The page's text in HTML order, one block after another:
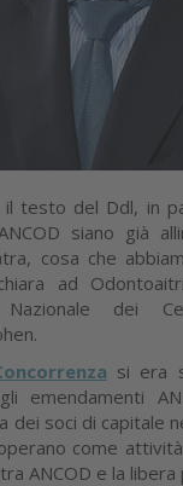
il testo del Ddl, in
siano già
cosa che
ad
Nazionale dei
si era
emendamenti
dei soci di capitale
come
ANCOD e la